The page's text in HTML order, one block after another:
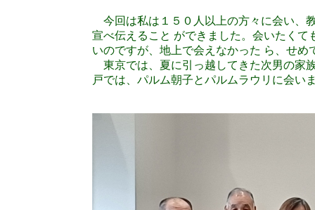
今回は私は１５０人以上の方々に会い、
宣べ伝えること ができました。会いたく
いのですが、地上で会えなかった ら、せ
東京では、夏に引っ越してきた次男の家
戸では、パルム朝子とパルムラウリに会い